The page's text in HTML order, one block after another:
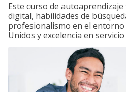
Este curso de
digital, habilidades de
profesionalismo en el entorno
Unidos y excelencia en